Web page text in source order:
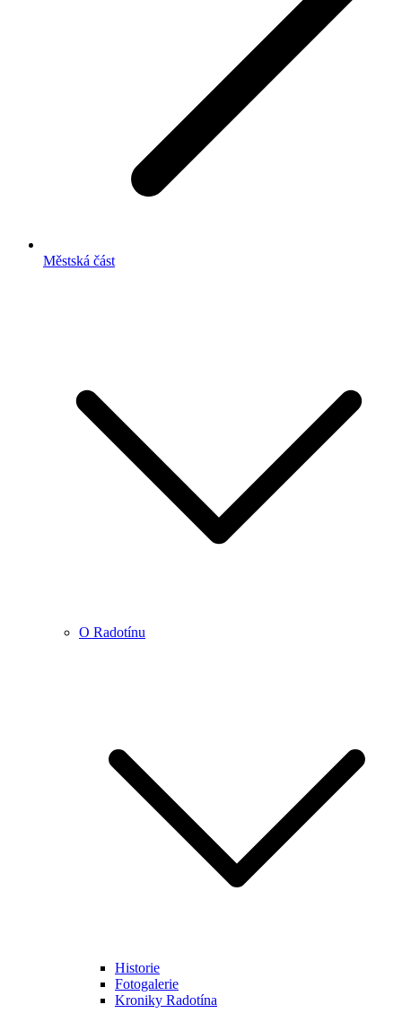
Městská část
O Radotínu
Historie
Fotogalerie
Kroniky Radotína